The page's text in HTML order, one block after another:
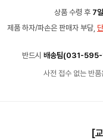
상품 수령 후 7
제품 하자/파손은 판매자 부담,
반드시 배송팀(031-
사전 접수 없는 반
[